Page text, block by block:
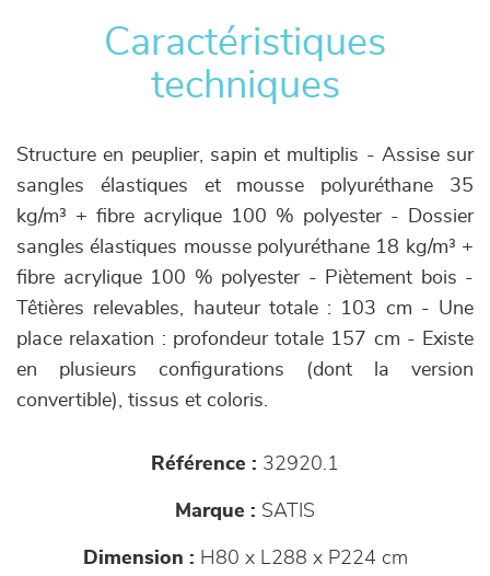
Caractéristiques
techniques
Structure en peuplier, sapin et multiplis - Assise sur
sangles élastiques et mousse polyuréthane 35
kg/m³ + fibre acrylique 100 % polyester - Dossier
sangles élastiques mousse polyuréthane 18 kg/m³ +
fibre acrylique 100 % polyester - Piètement bois -
Têtières relevables, hauteur totale : 103 cm - Une
place relaxation : profondeur totale 157 cm - Existe
en plusieurs configurations (dont la version
convertible), tissus et coloris.
Référence : 32920.1
Marque : SATIS
Dimension : H80 x L288 x P224 cm